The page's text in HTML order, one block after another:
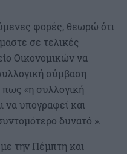
φορές, θεωρώ ότι
σε τελικές
Οικονομικών να
σύμβαση
πως «η συλλογική
να υπογραφεί και
δυνατό ».
την Πέμπτη και